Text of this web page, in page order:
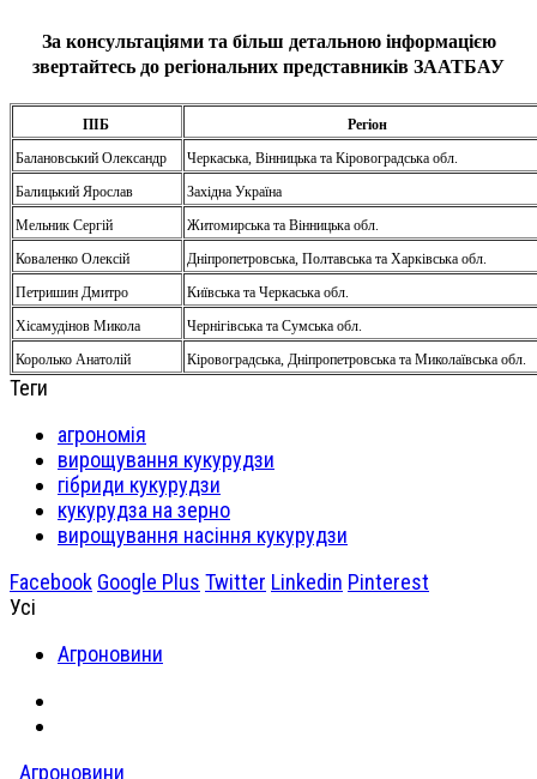
За консультаціями та більш детальною інформацією
звертайтесь до регіональних представників ЗААТБАУ
ПІБ
Регіон
Балановський Олександр
Черкаська, Вінницька та Кіровоградська обл.
Балицький Ярослав
Західна Україна
Мельник Сергій
Житомирська та Вінницька обл.
Коваленко Олексій
Дніпропетровська, Полтавська та Харківська обл.
Петришин Дмитро
Київська та Черкаська обл.
Хісамудінов Микола
Чернігівська та Сумська обл.
Королько Анатолій
Кіровоградська, Дніпропетровська та Миколаївська обл.
Теги
агрономія
вирощування кукурудзи
гібриди кукурудзи
кукурудза на зерно
вирощування насіння кукурудзи
Facebook Google Plus Twitter Linkedin Pinterest
Усі
Агроновини
Агроновини